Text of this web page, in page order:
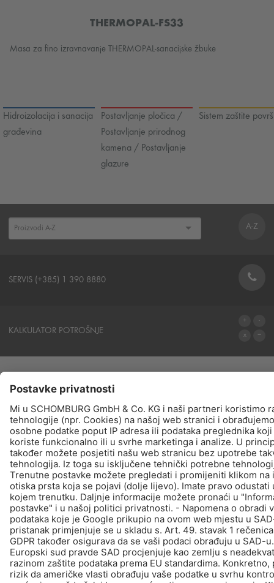
THERMOPAL-FS33
Masa za fino izravnavanje THERMOPAL-sanacijske žbuke
Hidroizolacija i sanacija
građevina
Postavljanje pločica /
Postavljanje prirodnog
kamena / Postavljanje
glazure
Sistem zaštite
A-Z
SERVIS (+385) 1 390 8880
KALKULATOR POTROŠNJE
PROIZVODI
TRAŽI - KUPNJA - INFORMIRAJTE
© Schomburg.Impressum| Zaštiti podataka
Dizajn i realizacija +| LOUIS INTERNET